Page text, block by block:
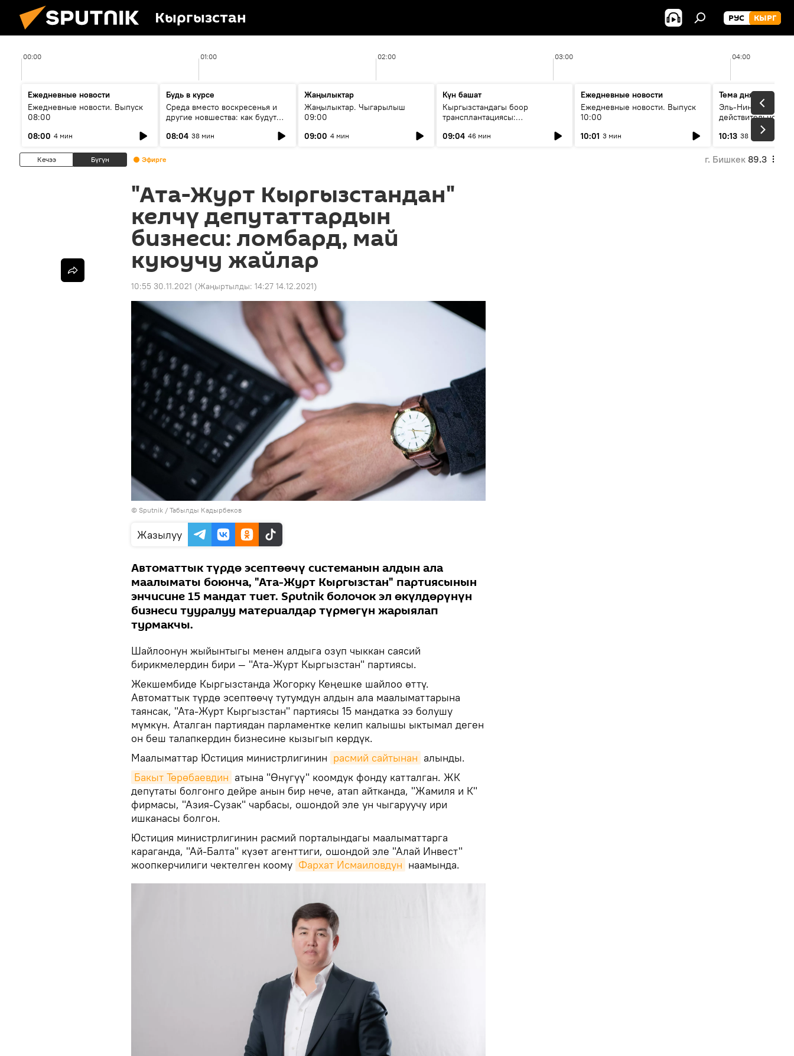
Кыргызстан РУС КЫРГ
00:00 01:00 02:00 03:00 04:00
Ежедневные новости
Ежедневные новости. Выпуск
08:00
08:00 4 мин
Будь в курсе
Среда вместо воскресенья и
другие новшества: как будут
08:04 38 мин
Жаңылыктар
Жаңылыктар. Чыгарылыш
09:00
09:00 4 мин
Күн башат
Кыргызстандагы боор
трансплантациясы:
келечеги
09:04 46 мин
Ежедневные новости
Ежедневные новости. Выпуск
10:00
10:01 3 мин
Тема дня
Эль-Ниньо, жара и
действительно
погоду в
10:13 38 мин
Кечээ Бүгүн Эфирге г. Бишкек 89.3
"Ата-Журт Кыргызстандан"
келчү депутаттардын
бизнеси: ломбард, май
куюучу жайлар
10:55 30.11.2021 (Жаңыртылды: 14:27 14.12.2021)
© Sputnik / Табылды Кадырбеков
Жазылуу
Автоматтык түрдө эсептөөчү системанын алдын ала
маалыматы боюнча, "Ата-Журт Кыргызстан" партиясынын
энчисине 15 мандат тиет. Sputnik болочок эл өкүлдөрүнүн
бизнеси тууралуу материалдар түрмөгүн жарыялап
турмакчы.
Шайлоонун жыйынтыгы менен алдыга озуп чыккан саясий
бирикмелердин бири — "Ата-Журт Кыргызстан" партиясы.
Жекшембиде Кыргызстанда Жогорку Кеңешке шайлоо өттү.
Автоматтык түрдө эсептөөчү тутумдун алдын ала маалыматтарына
таянсак, "Ата-Журт Кыргызстан" партиясы 15 мандатка ээ болушу
мүмкүн. Аталган партиядан парламентке келип калышы ыктымал деген
он беш талапкердин бизнесине кызыгып көрдүк.
Маалыматтар Юстиция министрлигинин расмий сайтынан алынды.
Бакыт Төрөбаевдин атына "Өнүгүү" коомдук фонду катталган. ЖК
депутаты болгонго дейре анын бир нече, атап айтканда, "Жамиля и К"
фирмасы, "Азия-Сузак" чарбасы, ошондой эле ун чыгаруучу ири
ишканасы болгон.
Юстиция министрлигинин расмий порталындагы маалыматтарга
караганда, "Ай-Балта" күзөт агенттиги, ошондой эле "Алай Инвест"
жоопкерчилиги чектелген коому Фархат Исмаиловдун наамында.